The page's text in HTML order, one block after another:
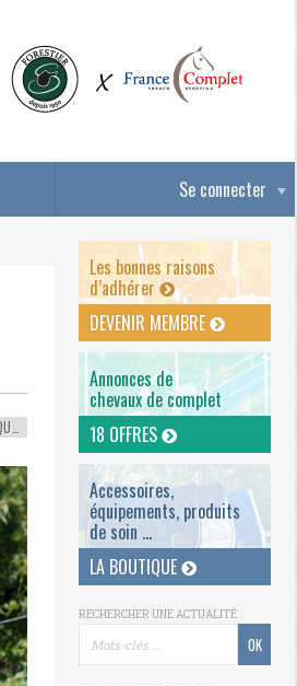
Se connecter
JEUX OLYMPIQUES
Les bonnes raisons
d’adhérer
DEVENIR MEMBRE
Annonces de
chevaux de complet
18 OFFRES
Accessoires,
équipements, produits
de soin ...
LA BOUTIQUE
RECHERCHER UNE ACTUALITÉ